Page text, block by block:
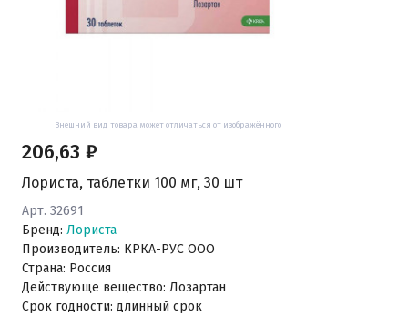
Внешний вид товара может отличаться от изображённого
Лориста, таблетки 100 мг, 30 шт
Арт. 32691
Бренд: Лориста
Производитель: КРКА-РУС ООО
Страна: Россия
Действующе вещество: Лозартан
Срок годности: длинный срок
206,63 ₽